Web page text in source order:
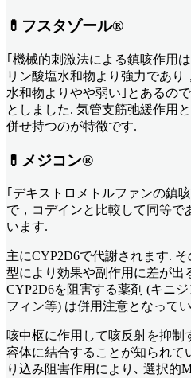
💊フスタゾール®︎
｢機械的刺激法による鎮咳作用
リン酸塩水和物より強力であ
水和物よりやや弱い｣とあるの
としました. 気管支筋弛緩作用
併せ持つのが特徴です.
💊メジコン®︎
｢デキストロメトルファンの鎮
で，コデインと比較して同等で
います.
主にCYP2D6で代謝されます.
型により効果や副作用に差が出
CYP2D6を阻害する薬剤 (キニ
フィン等) は併用注意となって
咳中枢に作用して咳反射を抑制
容体に結合することが知られて
り込み阻害作用により､ 選択的